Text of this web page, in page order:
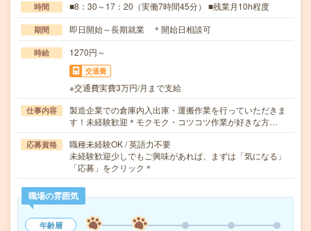
時間 ■8：30～17：20（実働7時間45分） ■残業月10h程度
期間 即日開始～長期就業 ＊開始日相談可
時給 1270円～
交通費
※交通費実費3万円/月まで支給
仕事内容
製造企業での倉庫内入出庫・運搬作業を行っていただきま
す！未経験歓迎＊モクモク・コツコツ作業が好きな方…
応募資格
職種未経験OK / 英語力不要
未経験歓迎少しでもご興味があれば、まずは「気になる」
「応募」をクリック＊
職場の雰囲気
年齢層